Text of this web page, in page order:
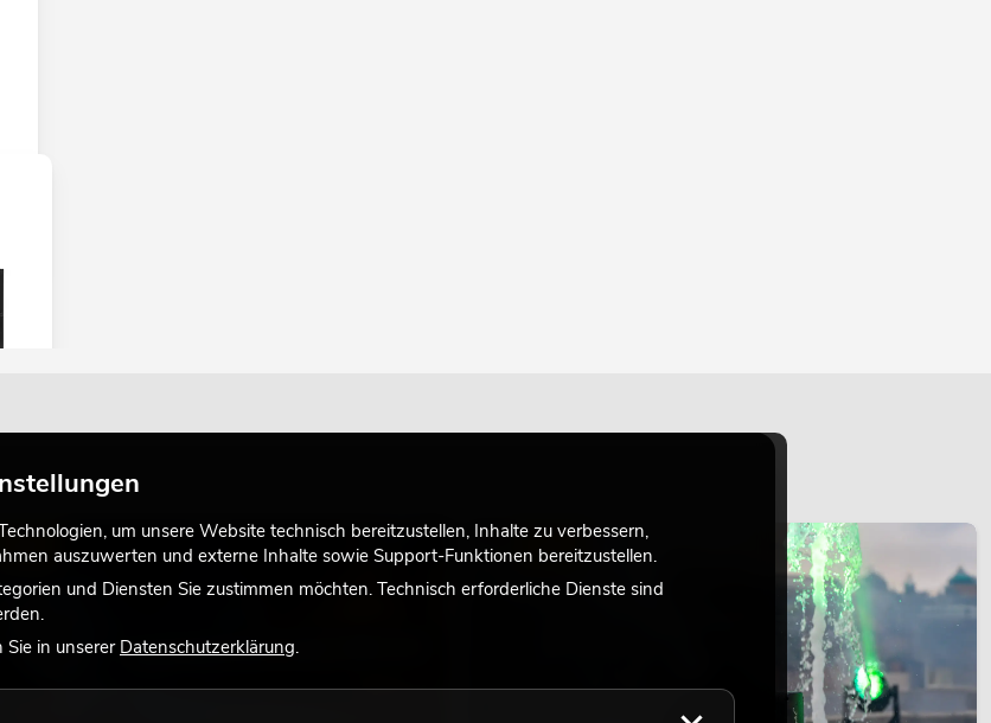
LICHT LICHT
um unsere Website technisch bereitzustellen, Inhalte zu verbessern,
auszuwerten und externe Inhalte sowie Support-Funktionen bereitzustellen.
und Diensten Sie zustimmen möchten. Technisch erforderliche Dienste sind
in unserer Datenschutzerklärung.